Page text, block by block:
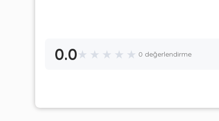
0.0★ ★ ★ ★ ★ 0 değerlendirme